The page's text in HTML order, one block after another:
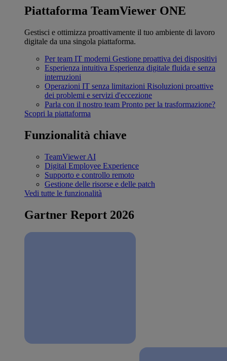
Piattaforma TeamViewer ONE
Gestisci e ottimizza proattivamente il tuo ambiente di lavoro
digitale da una singola piattaforma.
Per team IT moderni Gestione proattiva dei dispositivi
Esperienza intuitiva Esperienza digitale fluida e senza
interruzioni
Operazioni IT senza limitazioni Risoluzioni proattive
dei problemi e servizi d'eccezione
Parla con il nostro team Pronto per la trasformazione?
Scopri la piattaforma
Funzionalità chiave
TeamViewer AI
Digital Employee Experience
Supporto e controllo remoto
Gestione delle risorse e delle patch
Vedi tutte le funzionalità
Gartner Report 2026